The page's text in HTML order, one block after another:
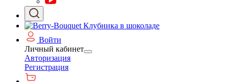
Войти
Личный кабинет
Авторизация
Регистрация